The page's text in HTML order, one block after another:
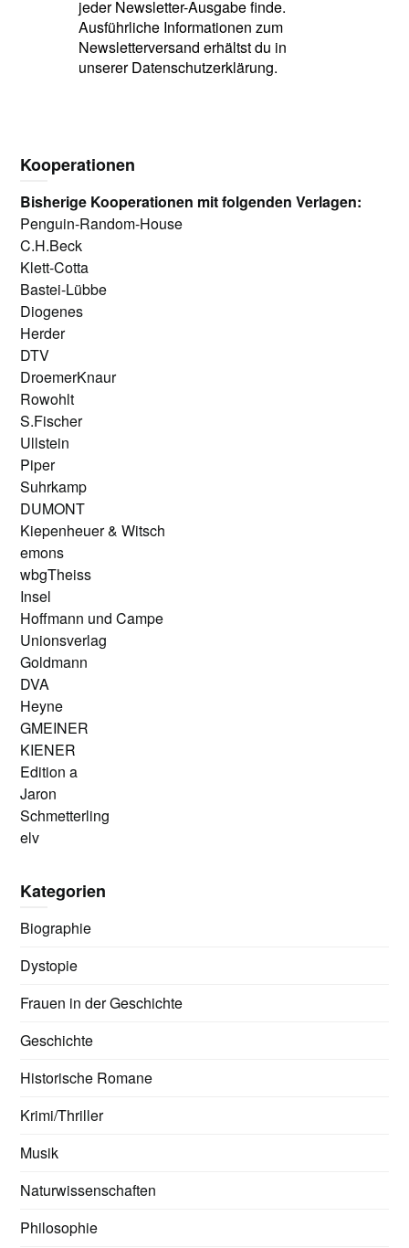
jeder Newsletter-Ausgabe finde.
Ausführliche Informationen zum
Newsletterversand erhältst du in
unserer Datenschutzerklärung.
Kooperationen
Bisherige Kooperationen mit folgenden Verlagen:
Penguin-Random-House
C.H.Beck
Klett-Cotta
Bastei-Lübbe
Diogenes
Herder
DTV
DroemerKnaur
Rowohlt
S.Fischer
Ullstein
Piper
Suhrkamp
DUMONT
Kiepenheuer & Witsch
emons
wbgTheiss
Insel
Hoffmann und Campe
Unionsverlag
Goldmann
DVA
Heyne
GMEINER
KIENER
Edition a
Jaron
Schmetterling
elv
Kategorien
Biographie
Dystopie
Frauen in der Geschichte
Geschichte
Historische Romane
Krimi/Thriller
Musik
Naturwissenschaften
Philosophie